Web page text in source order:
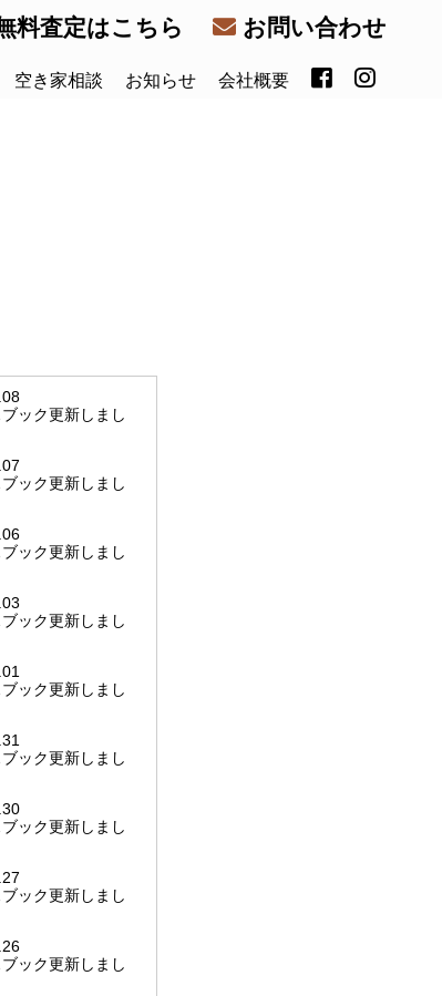
料査定はこちら お問い合わせ
空き家相談 お知らせ 会社概要
ック更新しまし
ック更新しまし
ック更新しまし
ック更新しまし
ック更新しまし
ック更新しまし
ック更新しまし
ック更新しまし
ック更新しまし